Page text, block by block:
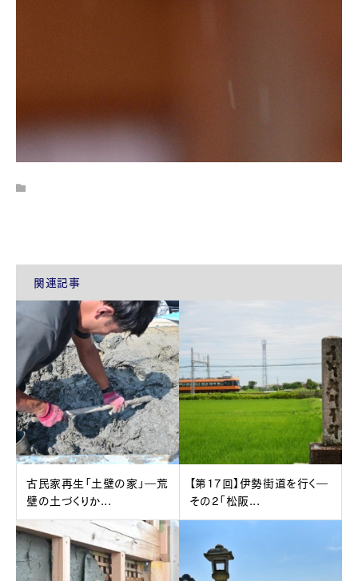
関連記事
古民家再生「土壁の家」―荒
壁の土づくりか...
【第17回】伊勢街道を行く―
その2「松阪...